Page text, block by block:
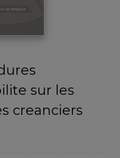
sur les
creanciers